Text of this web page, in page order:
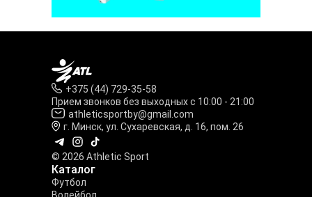
+375 (44) 729-35-58
Прием звонков без выходных с 10:00 - 21:00
athleticsportby@gmail.com
г. Минск, ул. Сухаревская, д. 16, пом. 26
© 2026 Athletic Sport
Каталог
Футбол